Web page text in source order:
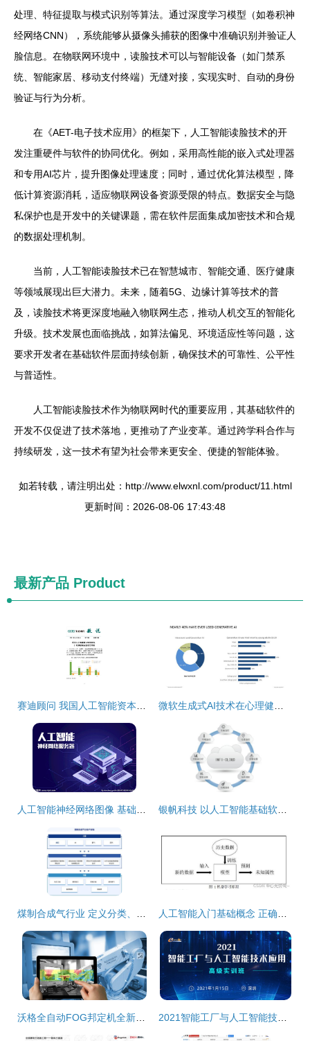
处理、特征提取与模式识别等算法。通过深度学习模型（如卷积神
经网络CNN），系统能够从摄像头捕获的图像中准确识别并验证人
脸信息。在物联网环境中，读脸技术可以与智能设备（如门禁系
统、智能家居、移动支付终端）无缝对接，实现实时、自动的身份
验证与行为分析。
在《AET-电子技术应用》的框架下，人工智能读脸技术的开
发注重硬件与软件的协同优化。例如，采用高性能的嵌入式处理器
和专用AI芯片，提升图像处理速度；同时，通过优化算法模型，降
低计算资源消耗，适应物联网设备资源受限的特点。数据安全与隐
私保护也是开发中的关键课题，需在软件层面集成加密技术和合规
的数据处理机制。
当前，人工智能读脸技术已在智慧城市、智能交通、医疗健康
等领域展现出巨大潜力。未来，随着5G、边缘计算等技术的普
及，读脸技术将更深度地融入物联网生态，推动人机交互的智能化
升级。技术发展也面临挑战，如算法偏见、环境适应性等问题，这
要求开发者在基础软件层面持续创新，确保技术的可靠性、公平性
与普适性。
人工智能读脸技术作为物联网时代的重要应用，其基础软件的
开发不仅促进了技术落地，更推动了产业变革。通过跨学科合作与
持续研发，这一技术有望为社会带来更安全、便捷的智能体验。
如若转载，请注明出处：http://www.elwxnl.com/product/11.html
更新时间：2026-08-06 17:43:48
最新产品 Product